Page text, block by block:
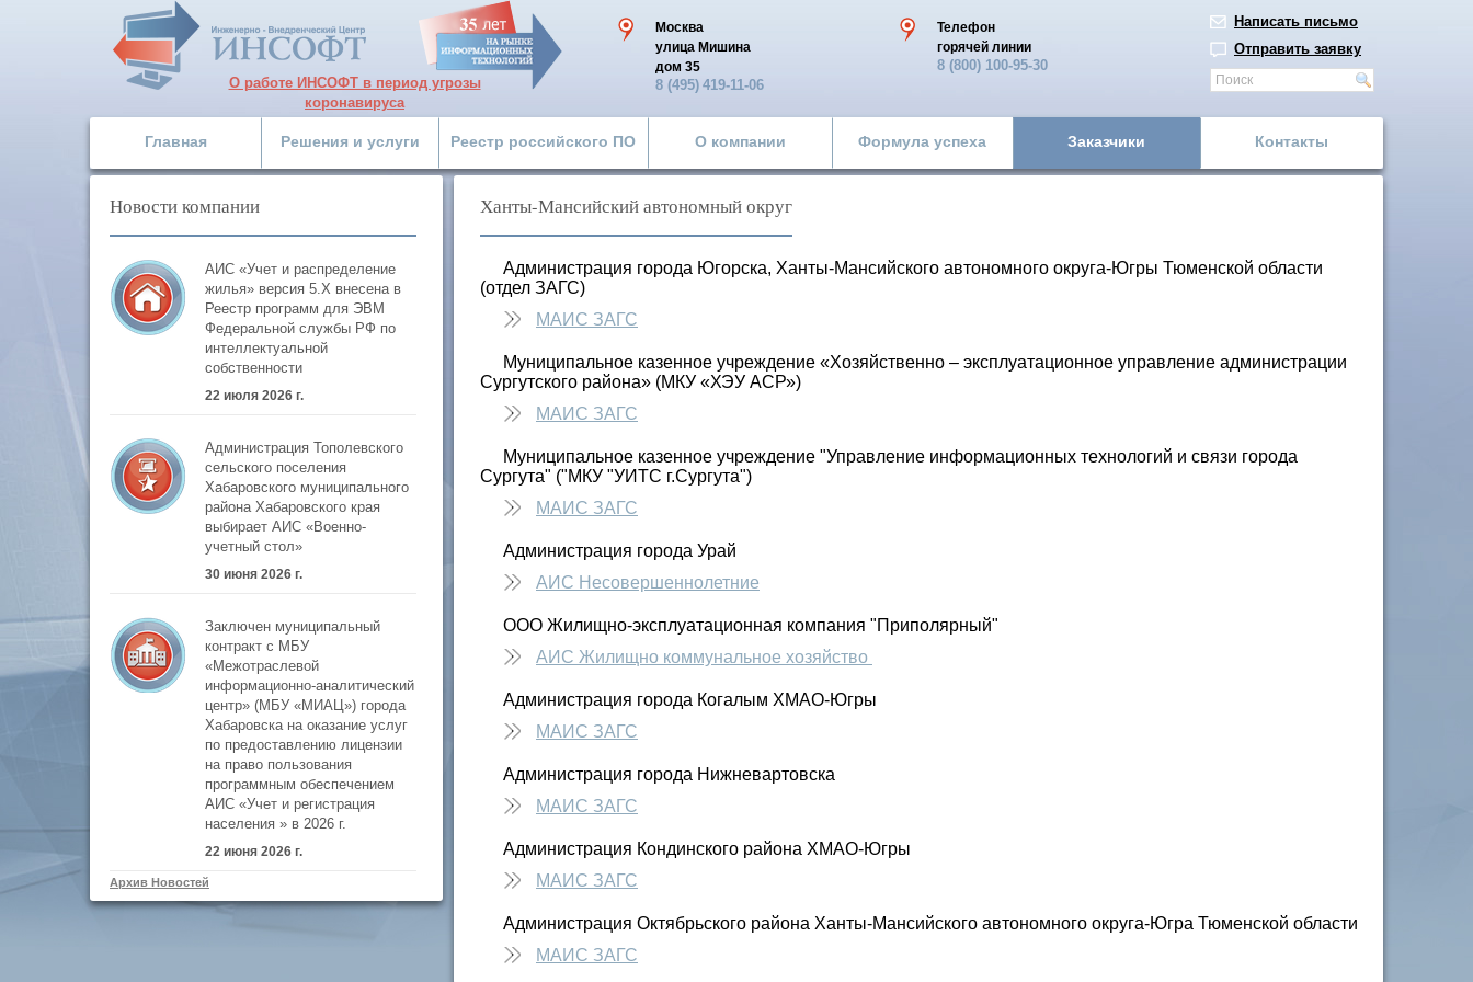
О работе ИНСОФТ в период угрозы
коронавируса
Москва
улица Мишина
дом 35
8 (495) 419-11-06
Телефон
горячей линии
8 (800) 100-95-30
Написать письмо
Отправить заявку
Главная Решения и услуги Реестр российского ПО О компании Формула успеха Заказчики Контакты
Новости компании
АИС «Учет и распределение
жилья» версия 5.Х внесена в
Реестр программ для ЭВМ
Федеральной службы РФ по
интеллектуальной
собственности
22 июля 2026 г.
Администрация Тополевского
сельского поселения
Хабаровского муниципального
района Хабаровского края
выбирает АИС «Военно-
учетный стол»
30 июня 2026 г.
Заключен муниципальный
контракт с МБУ
«Межотраслевой
информационно-аналитический
центр» (МБУ «МИАЦ») города
Хабаровска на оказание услуг
по предоставлению лицензии
на право пользования
программным обеспечением
АИС «Учет и регистрация
населения » в 2026 г.
22 июня 2026 г.
Архив Новостей
Ханты-Мансийский автономный округ
Администрация города Югорска, Ханты-Мансийского автономного округа-Югры Тюменской области
(отдел ЗАГС)
МАИС ЗАГС
Муниципальное казенное учреждение «Хозяйственно – эксплуатационное управление администрации
Сургутского района» (МКУ «ХЭУ АСР»)
МАИС ЗАГС
Муниципальное казенное учреждение "Управление информационных технологий и связи города
Сургута" ("МКУ "УИТС г.Сургута")
МАИС ЗАГС
Администрация города Урай
АИС Несовершеннолетние
ООО Жилищно-эксплуатационная компания "Приполярный"
АИС Жилищно коммунальное хозяйство
Администрация города Когалым ХМАО-Югры
МАИС ЗАГС
Администрация города Нижневартовска
МАИС ЗАГС
Администрация Кондинского района ХМАО-Югры
МАИС ЗАГС
Администрация Октябрьского района Ханты-Мансийского автономного округа-Югра Тюменской области
МАИС ЗАГС